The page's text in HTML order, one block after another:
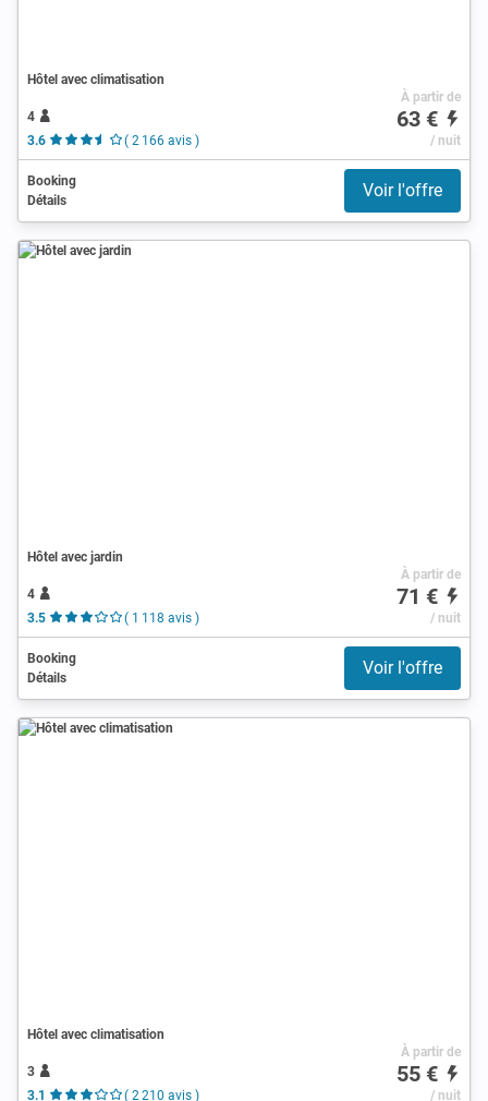
Hôtel avec climatisation
4
3.6
( 2 166 avis )
À partir de
63 €
/ nuit
Booking
Détails
Voir l'offre
Hôtel avec jardin
4
3.5
( 1 118 avis )
À partir de
71 €
/ nuit
Booking
Détails
Voir l'offre
Hôtel avec climatisation
3
3.1
( 2 210 avis )
À partir de
55 €
/ nuit